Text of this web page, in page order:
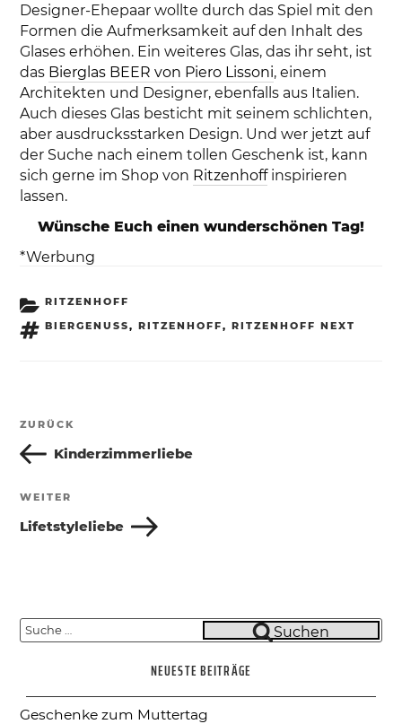
Designer-Ehepaar wollte durch das Spiel mit den
Formen die Aufmerksamkeit auf den Inhalt des
Glases erhöhen. Ein weiteres Glas, das ihr seht, ist
das Bierglas BEER von Piero Lissoni, einem
Architekten und Designer, ebenfalls aus Italien.
Auch dieses Glas besticht mit seinem schlichten,
aber ausdrucksstarken Design. Und wer jetzt auf
der Suche nach einem tollen Geschenk ist, kann
sich gerne im Shop von Ritzenhoffinspirieren
lassen.
Wünsche Euch einen wunderschönen Tag!
*Werbung
KATEGORIEN
RITZENHOFF
SCHLAGWÖRTER
BIERGENUSS, RITZENHOFF, RITZENHOFF NEXT
Beitragsnavigation
Vorheriger
Beitrag
ZURÜCK
Kinderzimmerliebe
Nächster
Beitrag
WEITER
Lifetstyleliebe
Suche
Suchen
NEUESTE BEITRÄGE
Geschenke zum Muttertag